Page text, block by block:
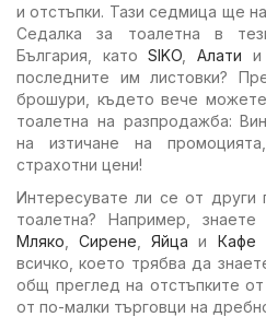
и отстъпки. Тази седмица ще
Седалка за тоалетна в
България, катоSIKO ,Алати и
последните им листовки?
брошури, където вече
тоалетна на разпродажба:
на изтичане на
страхотни цени!
Интересувате ли се от други
тоалетна? Например,
Мляко ,Сирене ,Яйца и Кафе
всичко, което трябва да
общ преглед на отстъпките
от по-малки търговци на